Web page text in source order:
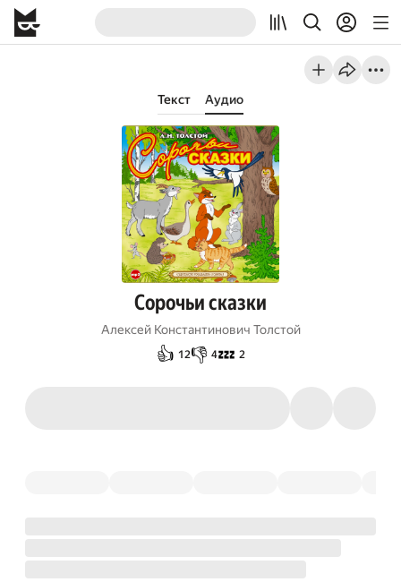
Текст Аудио
Сорочьи сказки
Алексей Константинович Толстой
👍 12👎 4💤 2